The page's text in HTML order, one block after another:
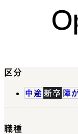
区分
中途 新卒 障
職種